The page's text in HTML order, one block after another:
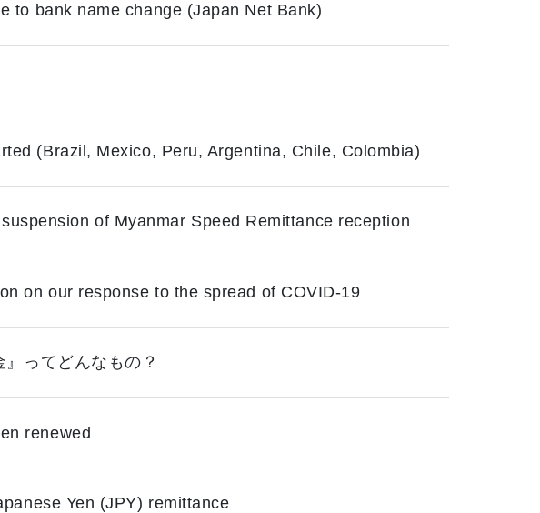
to bank name change (Japan Net Bank)
(Brazil, Mexico, Peru, Argentina, Chile, Colombia)
of Myanmar Speed Remittance reception
on our response to the spread of COVID-19
ってどんなもの？
renewed
Yen (JPY) remittance